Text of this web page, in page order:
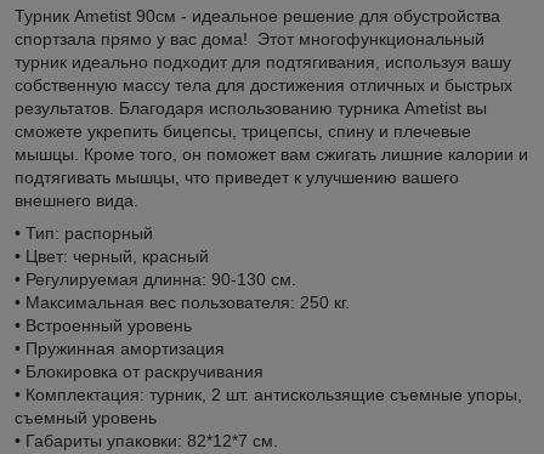
Турник Ametist 90см - идеальное решение для обустройства
спортзала прямо у вас дома! Этот многофункциональный
турник идеально подходит для подтягивания, используя вашу
собственную массу тела для достижения отличных и быстрых
результатов. Благодаря использованию турника Ametist вы
сможете укрепить бицепсы, трицепсы, спину и плечевые
мышцы. Кроме того, он поможет вам сжигать лишние калории и
подтягивать мышцы, что приведет к улучшению вашего
внешнего вида.
• Тип: распорный
• Цвет: черный, красный
• Регулируемая длинна: 90-130 см.
• Максимальная вес пользователя: 250 кг.
• Встроенный уровень
• Пружинная амортизация
• Блокировка от раскручивания
• Комплектация: турник, 2 шт. антискользящие съемные упоры,
съемный уровень
• Габариты упаковки: 82*12*7 см.